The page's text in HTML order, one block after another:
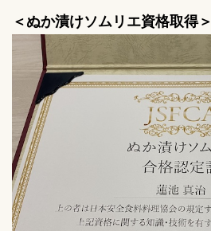
＜ぬか漬けソムリエ資格取得＞